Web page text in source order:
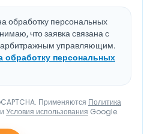
обработку персональных
что заявка связана с
управляющим.
обработку персональных
Применяются Политика
и Условия использования Google.